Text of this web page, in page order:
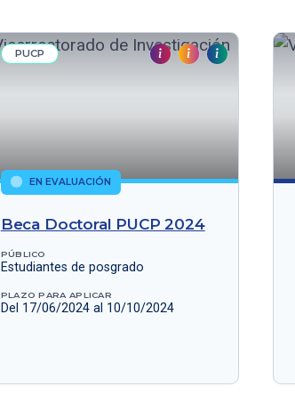
PUCP
EN EVALUACIÓN
Beca Doctoral PUCP 2024
PÚBLICO
Estudiantes de posgrado
PLAZO PARA APLICAR
Del 17/06/2024 al 10/10/2024